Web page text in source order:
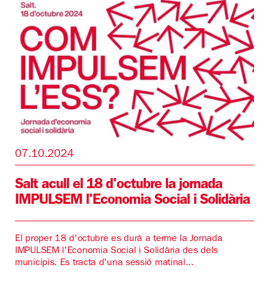
07.10.2024
Salt acull el 18 d'octubre la jornada
IMPULSEM l'Economia Social i Solidària
El proper 18 d'octubre es durà a terme la Jornada
IMPULSEM l'Economia Social i Solidària des dels
municipis. Es tracta d'una sessió matinal...